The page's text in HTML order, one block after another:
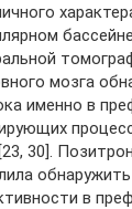
мозга
именно в
30].
в